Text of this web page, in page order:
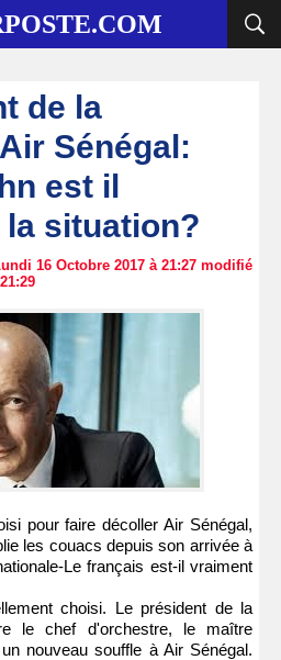
de la
Sénégal:
est il
situation?
16 Octobre 2017 à 21:27 modifié
les couacs depuis son arrivée à
Le français est-il vraiment
choisi. Le président de la
le chef d'orchestre, le maître
nouveau souffle à Air Sénégal.